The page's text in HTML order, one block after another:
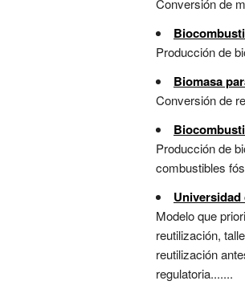
Conversión de
Producción de
Biomasa
Conversión de
Producción de
combustibles
Modelo que
reutilización,
reutilización
regulatoria.......